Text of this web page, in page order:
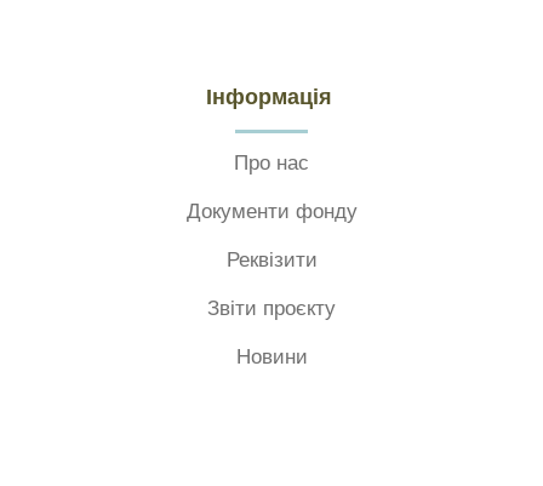
Інформація
Про нас
Документи фонду
Реквізити
Звіти проєкту
Новини